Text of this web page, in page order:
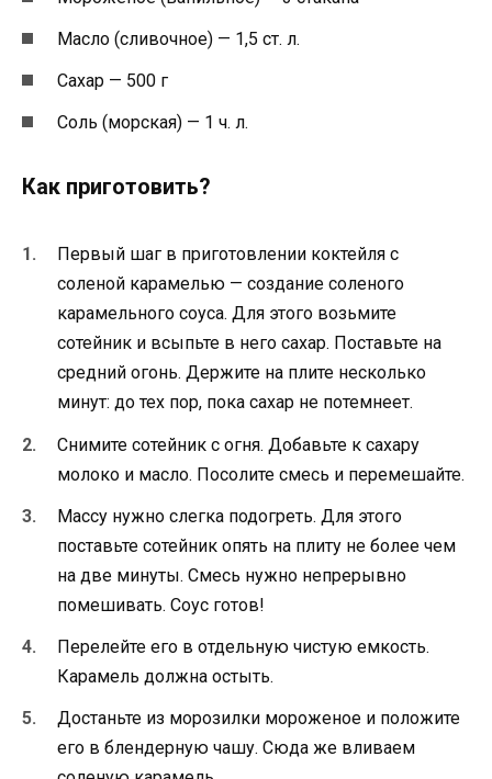
Масло (сливочное) — 1,5 ст. л.
Сахар — 500 г
Соль (морская) — 1 ч. л.
Как приготовить?
Первый шаг в приготовлении коктейля с
соленой карамелью — создание соленого
карамельного соуса. Для этого возьмите
сотейник и всыпьте в него сахар. Поставьте на
средний огонь. Держите на плите несколько
минут: до тех пор, пока сахар не потемнеет.
Снимите сотейник с огня. Добавьте к сахару
молоко и масло. Посолите смесь и перемешайте.
Массу нужно слегка подогреть. Для этого
поставьте сотейник опять на плиту не более чем
на две минуты. Смесь нужно непрерывно
помешивать. Соус готов!
Перелейте его в отдельную чистую емкость.
Карамель должна остыть.
Достаньте из морозилки мороженое и положите
его в блендерную чашу. Сюда же вливаем